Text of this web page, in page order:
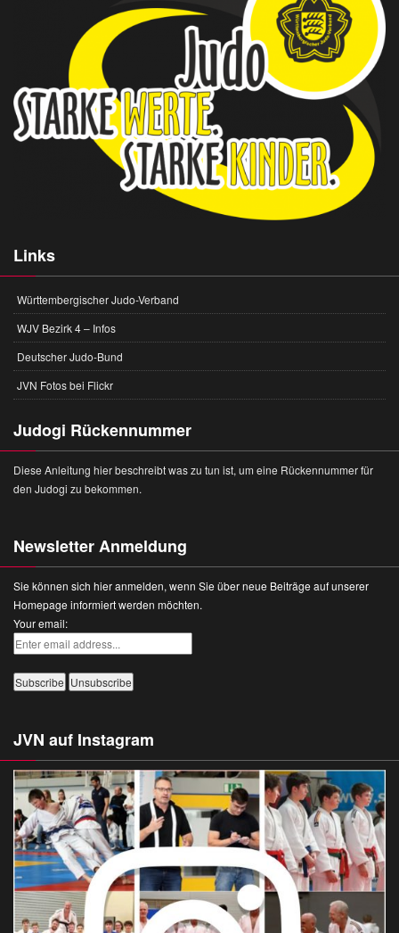
Links
Württembergischer Judo-Verband
WJV Bezirk 4 – Infos
Deutscher Judo-Bund
JVN Fotos bei Flickr
Judogi Rückennummer
Diese Anleitung hier beschreibt was zu tun ist, um eine Rückennummer für
den Judogi zu bekommen.
Newsletter Anmeldung
Sie können sich hier anmelden, wenn Sie über neue Beiträge auf unserer
Homepage informiert werden möchten.
Your email:
JVN auf Instagram